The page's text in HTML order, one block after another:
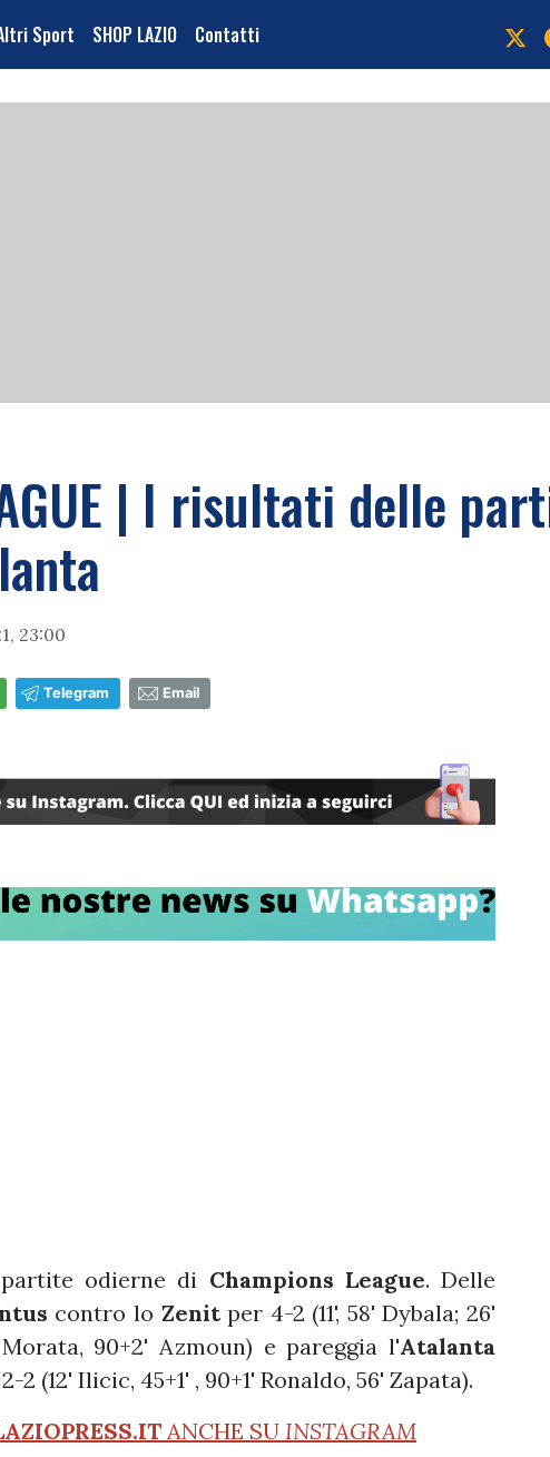
Sport SHOP LAZIO Contatti
| I risultati delle
23:00
Telegram Email
odierne di Champions League. Delle
contro lo Zenitper 4-2 (11', 58' Dybala; 26'
90+2' Azmoun) e pareggia l'Atalanta
2-2 (12' Ilicic, 45+1' , 90+1' Ronaldo, 56' Zapata).
ANCHE SU INSTAGRAM